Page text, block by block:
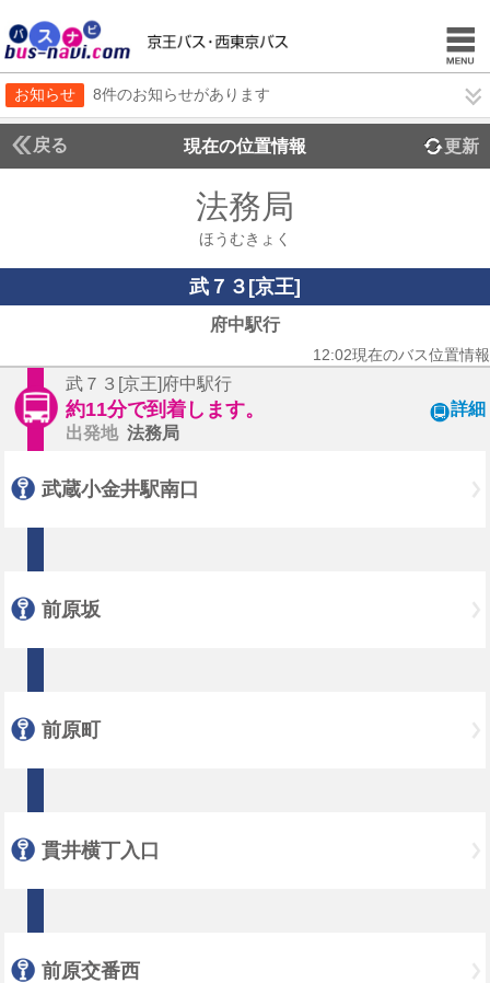
お知らせ 8件のお知らせがあります
戻る 現在の位置情報 更新
法務局
ほうむきょく
武７３[京王]
府中駅行
12:02現在のバス位置情報
武７３[京王]府中駅行
約11分で到着します。
出発地 法務局
詳細
武蔵小金井駅南口
前原坂
前原町
貫井横丁入口
前原交番西